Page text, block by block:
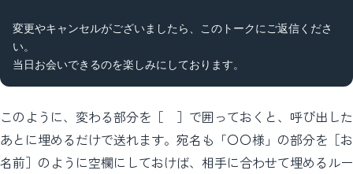
変更やキャンセルがございましたら、このトークにご返信くださ
い。
当日お会いできるのを楽しみにしております。
このように、変わる部分を［ ］で囲っておくと、呼び出した
あとに埋めるだけで送れます。宛名も「〇〇様」の部分を［お
名前］のように空欄にしておけば、相手に合わせて埋めるルー